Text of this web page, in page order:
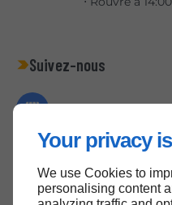
Your privacy
We use Cookies to
personalising content
Suivez-nous